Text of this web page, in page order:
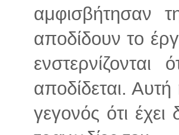
αμφισβήτησαν
αποδίδουν το
αποδίδεται.
γεγονός ότι